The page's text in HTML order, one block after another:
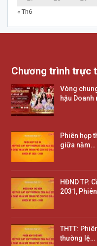
« Th6
Chương trình trực
Vòng
hậu Doanh
Phiên họp
giữa năm…
HĐND TP.
2031,
THTT:
thường lệ…